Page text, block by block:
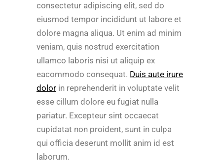
consectetur adipiscing elit, sed do
eiusmod tempor incididunt ut labore et
dolore magna aliqua. Ut enim ad minim
veniam, quis nostrud exercitation
ullamco laboris nisi ut aliquip ex
eacommodo consequat. Duis aute irure
dolor in reprehenderit in voluptate velit
esse cillum dolore eu fugiat nulla
pariatur. Excepteur sint occaecat
cupidatat non proident, sunt in culpa
qui officia deserunt mollit anim id est
laborum.